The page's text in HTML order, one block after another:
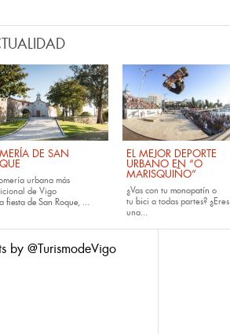
DE SAN
urbana más
de Vigo
fiesta de San Roque, ...
EL MEJOR DEPORTE
URBANO EN “O
MARISQUIÑO”
¿Vas con tu monopatín o
tu bici a todas partes? ¿Eres
una...
by @TurismodeVigo